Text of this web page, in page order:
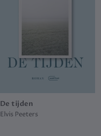
De tijden
Elvis Peeters